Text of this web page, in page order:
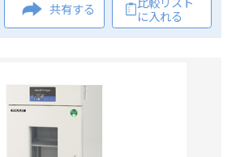
共有する
比較リスト
に入れる